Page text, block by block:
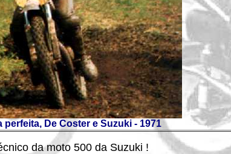
perfeita, De Coster e Suzuki - 1971
da moto 500 da Suzuki !